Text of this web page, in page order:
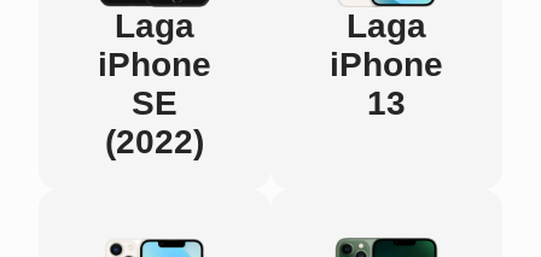
Laga
iPhone
SE
(2022)
Laga
iPhone
13